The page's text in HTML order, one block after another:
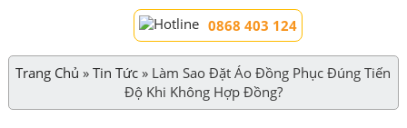
0868 403 124
Trang Chủ »Tin Tức » Làm Sao Đặt Áo Đồng Phục Đúng Tiến
Độ Khi Không Hợp Đồng?